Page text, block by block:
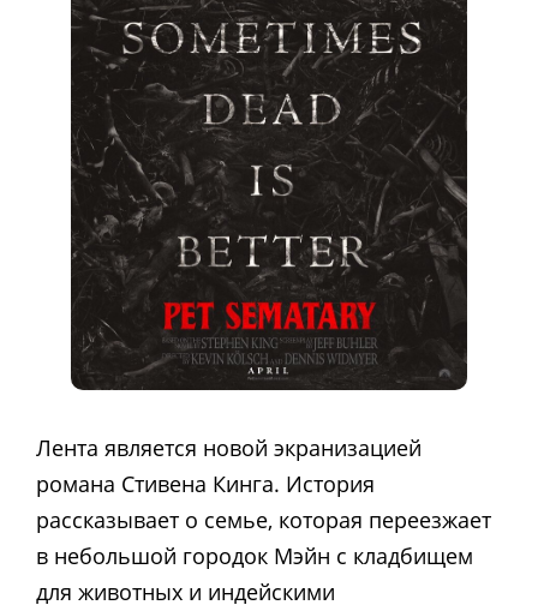
Лента является новой экранизацией
романа Стивена Кинга. История
рассказывает о семье, которая переезжает
в небольшой городок Мэйн с кладбищем
для животных и индейскими